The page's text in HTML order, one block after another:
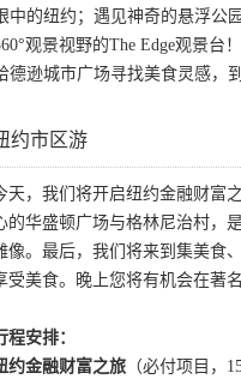
中的纽约；遇见神奇的悬浮公
观景视野的The Edge观景台！
德逊城市广场寻找美食灵感，
约市区游
天，我们将开启纽约金融财富
的华盛顿广场与格林尼治村，
像。最后，我们将来到集美食
受美食。晚上您将有机会在著
程安排：
约金融财富之旅 （必付项目，